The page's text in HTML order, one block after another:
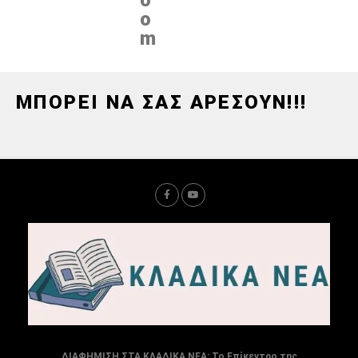
o
m
ΜΠΟΡΕΙ ΝΑ ΣΑΣ ΑΡΕΣΟΥΝ!!!